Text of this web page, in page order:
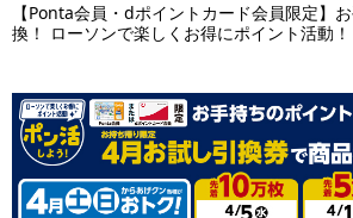
【Ponta会員・dポイントカード会員限定】
換！ ローソンで楽しくお得にポイント活動！